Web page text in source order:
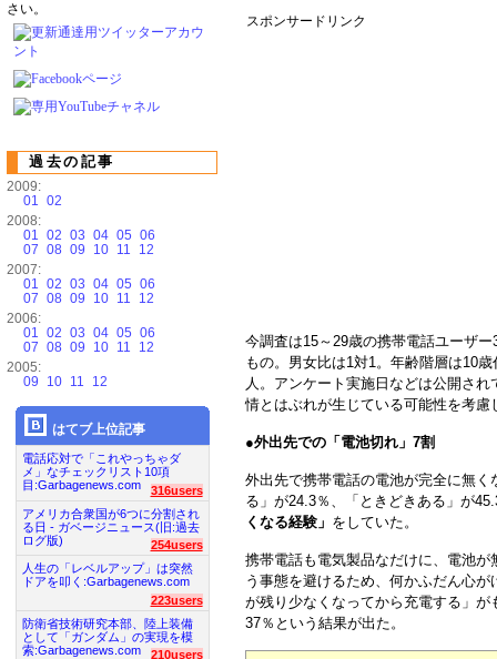
スポンサードリンク
今調査は15～29歳の携帯電話ユーザ
もの。男女比は1対1。年齢階層は10
人。アンケート実施日などは公開さ
情とはぶれが生じている可能性を考
●外出先での「電池切れ」7割
外出先で携帯電話の電池が完全に無
る」が24.3％、「ときどきある」が
くなる経験」 をしていた。
携帯電話も電気製品なだけに、電池
う事態を避けるため、何かふだん心
が残り少なくなってから充電する」
37％という結果が出た。
さい。
過去の記事
2009:
01 02
2008:
01 02 03 04 05 06
07 08 09 10 11
12
2007:
01 02 03 04 05 06
07 08 09 10 11
12
2006:
01 02 03 04 05 06
07 08 09 10 11
12
2005:
09
10 11 12
はてブ上位記事
電話応対で「これやっちゃダ
メ」なチェックリスト10項
目:Garbagenews.com
316users
アメリカ合衆国が6つに分割され
る日 - ガベージニュース(旧:過去
ログ版)
254users
人生の「レベルアップ」は突然
ドアを叩く:Garbagenews.com
223users
防衛省技術研究本部、陸上装備
として「ガンダム」の実現を模
索:Garbagenews.com
210users